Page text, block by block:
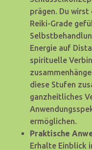
prägen. Du wirst
Reiki-Grade
Energie auf
spirituelle
diese Stufen
ganzheitliches
ermöglichen.
Praktische
Erhalte Einblick